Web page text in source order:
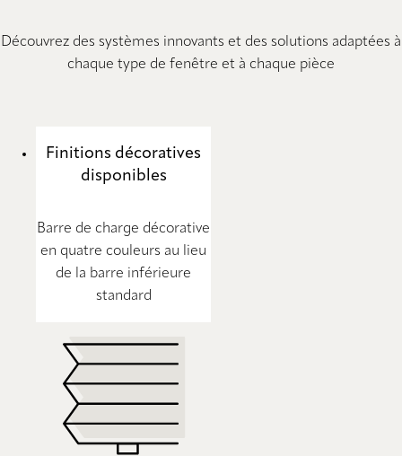
Découvrez des systèmes innovants et des solutions adaptées à
chaque type de fenêtre et à chaque pièce
Finitions décoratives
disponibles
Barre de charge décorative
en quatre couleurs au lieu
de la barre inférieure
standard